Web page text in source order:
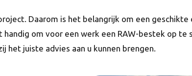
Daarom is het belangrijk om een
om voor een werk een RAW-bestek op
het juiste advies aan u kunnen brengen.